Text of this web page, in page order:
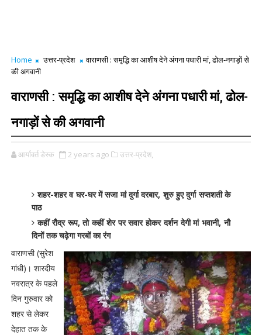
Home उत्तर-प्रदेश
वाराणसी : समृद्धि का आशीष देने अंगना पधारी मां, ढोल-नगाड़ों से
की अगवानी
वाराणसी : समृद्धि का आशीष देने अंगना पधारी मां, ढोल-
नगाड़ों से की अगवानी
आर्यावर्त डेस्क 2 years ago उत्तर-प्रदेश,
शहर-शहर व घर-घर में सजा मां दुर्गा दरबार, शुरु हुए दुर्गा सप्तशती के
पाठ
कहीं रौद्र रूप, तो कहीं शेर पर सवार होकर दर्शन देगी मां भवानी, नौ
दिनों तक चढ़ेगा गरबों का रंग
वाराणसी (सुरेश
गांधी)। शारदीय
नवरात्र के पहले
दिन गुरुवार को
शहर से लेकर
देहात तक के